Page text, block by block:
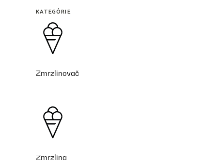
KATEGÓRIE
Zmrzlinovač
Zmrzlina